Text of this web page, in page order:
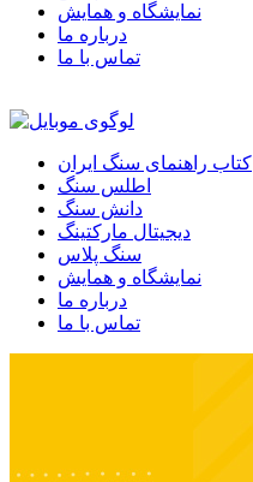
نمایشگاه و همایش
درباره ما
تماس با ما
کتاب راهنمای سنگ ایران
اطلس سنگ
دانش سنگ
دیجیتال مارکتینگ
سنگ پلاس
نمایشگاه و همایش
درباره ما
تماس با ما